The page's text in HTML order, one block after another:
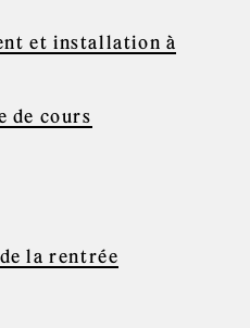
et installation à
de cours
la rentrée